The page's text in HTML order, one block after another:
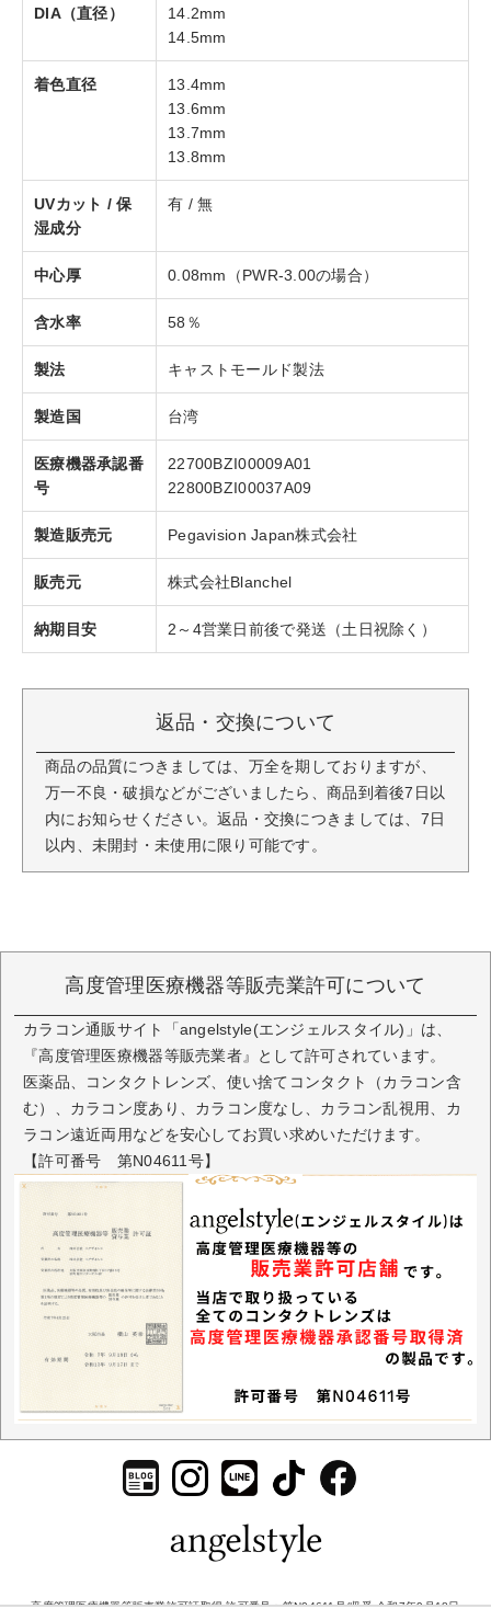
DIA（直径）
14.2mm
14.5mm
着色直径
13.4mm
13.6mm
13.7mm
13.8mm
UVカット / 保
湿成分
有 / 無
中心厚 0.08mm（PWR-3.00の場合）
含水率 58％
製法 キャストモールド製法
製造国 台湾
医療機器承認番
号
22700BZI00009A01
22800BZI00037A09
製造販売元 Pegavision Japan株式会社
販売元 株式会社Blanchel
納期目安 2～4営業日前後で発送（土日祝除く）
返品・交換について
商品の品質につきましては、万全を期しておりますが、
万一不良・破損などがございましたら、商品到着後7日以
内にお知らせください。返品・交換につきましては、7日
以内、未開封・未使用に限り可能です。
高度管理医療機器等販売業許可について
カラコン通販サイト「angelstyle(エンジェルスタイル)」は、
『高度管理医療機器等販売業者』として許可されています。
医薬品、コンタクトレンズ、使い捨てコンタクト（カラコン含
む）、カラコン度あり、カラコン度なし、カラコン乱視用、カ
ラコン遠近両用などを安心してお買い求めいただけます。
【許可番号 第N04611号】